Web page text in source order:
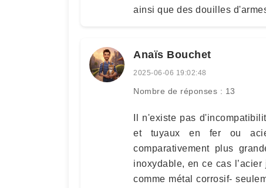
ainsi que des douilles
Anaïs Bouchet
2025-06-06 19:02:48
Nombre de réponses : 13
Il n'existe pas
et tuyaux en fer ou
comparativement plus
inoxydable, en ce cas
comme métal corrosif-